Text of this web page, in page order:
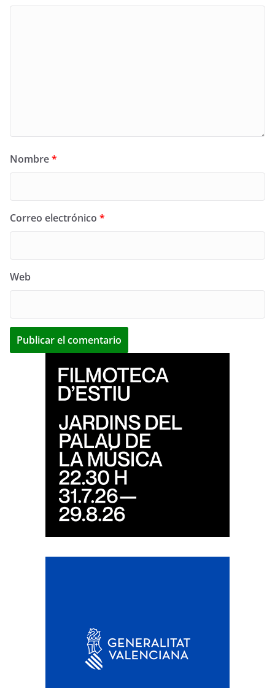
Nombre*
Correo electrónico *
Web